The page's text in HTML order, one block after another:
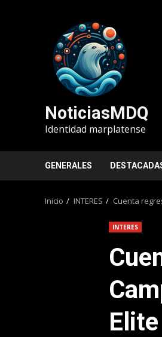
NoticiasMDQ
Identidad marplatense
GENERALES
Inicio INTERES Cuenta
INTERES